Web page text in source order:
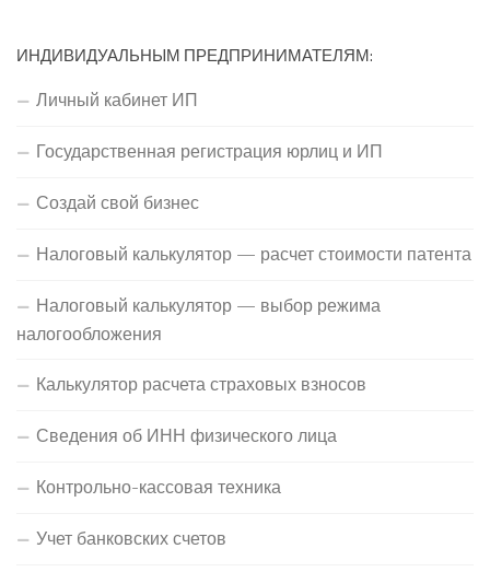
ИНДИВИДУАЛЬНЫМ ПРЕДПРИНИМАТЕЛЯМ:
Личный кабинет ИП
Государственная регистрация юрлиц и ИП
Создай свой бизнес
Налоговый калькулятор — расчет стоимости патента
Налоговый калькулятор — выбор режима
налогообложения
Калькулятор расчета страховых взносов
Сведения об ИНН физического лица
Контрольно-кассовая техника
Учет банковских счетов